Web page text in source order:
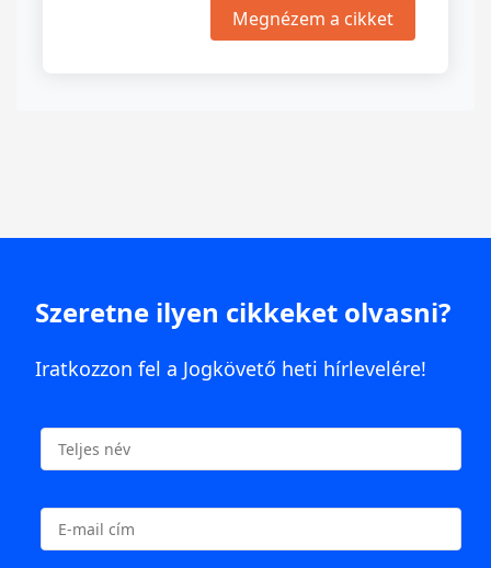
Megnézem a cikket
Szeretne ilyen cikkeket olvasni?
Iratkozzon fel a Jogkövető heti hírlevelére!